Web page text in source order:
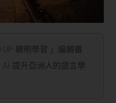
UP 聰明學習 」編輯審
提升亞洲人的語言學